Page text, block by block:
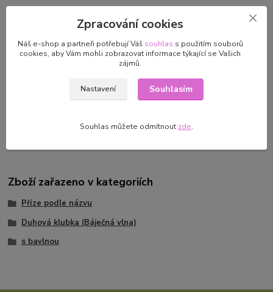
Parametry
Báječná vlna/Martin Donoval
Turecka 344 Staré Hory
97602,
Zboží zařazeno v kategoriích
Příze podle názvu
Duhová klubka (Báječná vlna)
s bavlnou
Zpracování cookies
Náš e-shop a partneři potřebují Váš souhlas s použitím souborů
cookies, aby Vám mohli zobrazovat informace týkající se Vašich
zájmů.
Nastavení Souhlasím
Souhlas můžete odmítnout zde.